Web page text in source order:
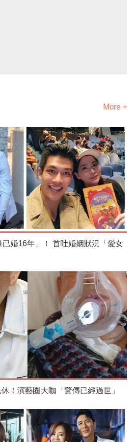
More +
婚16年」！ 首吐婚姻狀況「愛女
！演藝圈大咖「驚傳已經過世」